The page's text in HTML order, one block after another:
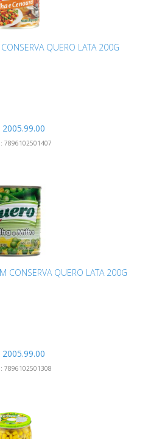
QUERO LATA 200G
2005.99.00
7896102501407
CONSERVA QUERO LATA 200G
2005.99.00
7896102501308